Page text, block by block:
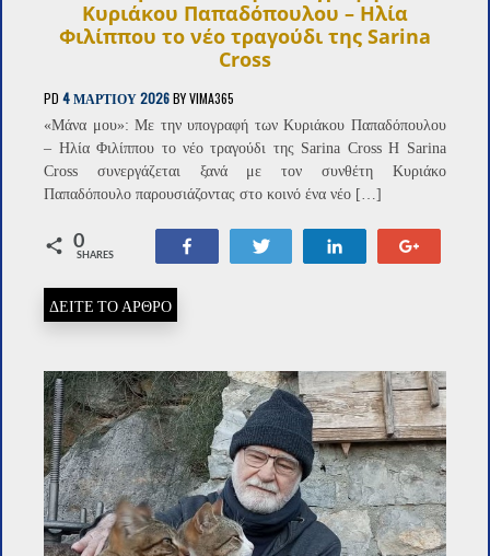
Κυριάκου Παπαδόπουλου – Ηλία
Φιλίππου το νέο τραγούδι της Sarina
Cross
PD4 ΜΑΡΤΊΟΥ 2026BYVIMA365
«Μάνα μου»: Με την υπογραφή των Κυριάκου Παπαδόπουλου
– Ηλία Φιλίππου το νέο τραγούδι της Sarina Cross Η Sarina
Cross συνεργάζεται ξανά με τον συνθέτη Κυριάκο
Παπαδόπουλο παρουσιάζοντας στο κοινό ένα νέο […]
0
SHARES
ΔΕΙΤΕ ΤΟ ΑΡΘΡΟ